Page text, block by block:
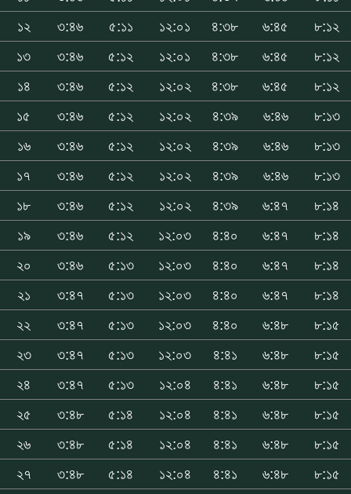
১২
৩:৪৬ ৫:১১ ১২:০১ ৪:৩৮ ৬:৪৫
৮:১২
১৩
৩:৪৬ ৫:১২ ১২:০১ ৪:৩৮ ৬:৪৫
৮:১২
১৪
৩:৪৬ ৫:১২ ১২:০২ ৪:৩৮ ৬:৪৫
৮:১২
১৫
৩:৪৬ ৫:১২ ১২:০২ ৪:৩৯ ৬:৪৬
৮:১৩
১৬
৩:৪৬ ৫:১২ ১২:০২ ৪:৩৯ ৬:৪৬
৮:১৩
১৭
৩:৪৬ ৫:১২ ১২:০২ ৪:৩৯ ৬:৪৬
৮:১৩
১৮
৩:৪৬ ৫:১২ ১২:০২ ৪:৩৯ ৬:৪৭
৮:১৪
১৯
৩:৪৬ ৫:১২ ১২:০৩ ৪:৪০ ৬:৪৭
৮:১৪
২০
৩:৪৬ ৫:১৩ ১২:০৩ ৪:৪০ ৬:৪৭
৮:১৪
২১
৩:৪৭ ৫:১৩ ১২:০৩ ৪:৪০ ৬:৪৭
৮:১৪
২২
৩:৪৭ ৫:১৩ ১২:০৩ ৪:৪০ ৬:৪৮
৮:১৫
২৩
৩:৪৭ ৫:১৩ ১২:০৩ ৪:৪১ ৬:৪৮
৮:১৫
২৪
৩:৪৭ ৫:১৩ ১২:০৪ ৪:৪১ ৬:৪৮
৮:১৫
২৫
৩:৪৮ ৫:১৪ ১২:০৪ ৪:৪১ ৬:৪৮
৮:১৫
২৬
৩:৪৮ ৫:১৪ ১২:০৪ ৪:৪১ ৬:৪৮
৮:১৫
২৭
৩:৪৮ ৫:১৪ ১২:০৪ ৪:৪১ ৬:৪৮
৮:১৫